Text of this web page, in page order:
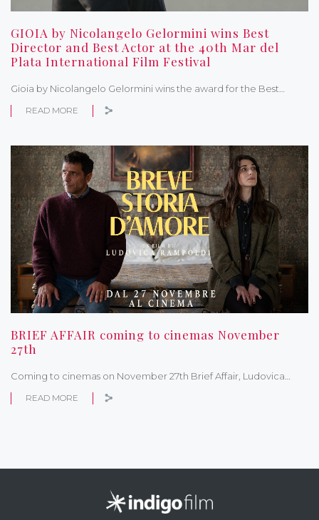
GIOIA by Nicolangelo Gelormini wins Best
Director and Best Actor at the 40th Mar del
Plata International Film Festival
Gioia by Nicolangelo Gelormini wins the award for the Best…
READ MORE
BRIEF AFFAIR coming to cinemas November
27th
Coming to cinemas on November 27th Brief Affair, Ludovica…
READ MORE